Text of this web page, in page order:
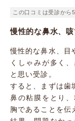
この口コミは受診から
慢性的な鼻水、
慢性的な鼻水、目
くしゃみが多く
と思い受診。
すると、まずは歯
鼻の粘膜をとり
胸であることを伝